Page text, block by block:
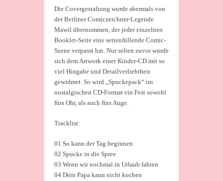
Die Covergestaltung wurde abermals von
der Berliner Comiczeichner-Legende
Mawil übernommen, der jeder einzelnen
Booklet-Seite eine seitenfüllende Comic-
Szene verpasst hat. Nur selten zuvor wurde
sich dem Artwork einer Kinder-CD mit so
viel Hingabe und Detailverliebtheit
gewidmet. So wird „Spuckepack“ im
nostalgischen CD-Format ein Fest sowohl
fürs Ohr, als auch fürs Auge.
Tracklist:
01 So kann der Tag beginnen
02 Spucke in die Spree
03 Wenn wir nochmal in Urlaub fahren
04 Dein Papa kann nicht kochen